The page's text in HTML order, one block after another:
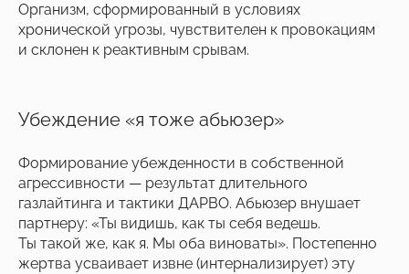
Организм, сформированный в условиях
хронической угрозы, чувствителен к провокациям
и склонен к реактивным срывам.
Убеждение «я тоже абьюзер»
Формирование убежденности в собственной
агрессивности — результат длительного
газлайтинга и тактики ДАРВО. Абьюзер внушает
партнеру: «Ты видишь, как ты себя ведешь.
Ты такой же, как я. Мы оба виноваты». Постепенно
жертва усваивает извне (интернализирует) эту